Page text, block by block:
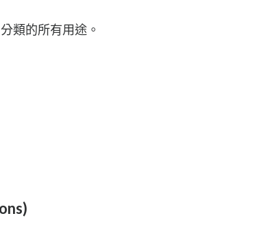
類的所有用途。